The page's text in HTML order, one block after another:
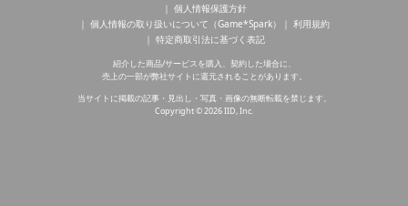
個人情報保護方針
個人情報の取り扱いについて（Game*Spark）
利用規約
特定商取引法に基づく表記
紹介した商品/サービスを購入、契約した場合に、
売上の一部が弊社サイトに還元されることがあります。
当サイトに掲載の記事・見出し・写真・画像の無断転載を禁じます。
Copyright © 2026 IID, Inc.